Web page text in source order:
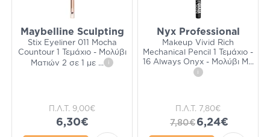
Maybelline Sculpting
Stix Eyeliner 011 Mocha
Countour 1 Τεμάχιο - Μολύβι
Ματιών 2 σε 1 με ... i
Π.Λ.Τ. 9,00€
6,30€
Nyx Professional
Makeup Vivid Rich
Mechanical Pencil 1 Τεμάχιο -
16 Always Onyx - Μολύβι Μ ...
i
Π.Λ.Τ. 7,80€
7,80€ 6,24€